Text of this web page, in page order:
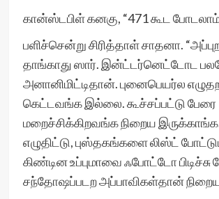
கான்ஸ்டபிள் கனகு, “471 கூட
பளிச்சென்று சிரித்தாள் சாதனா.
தாங்காது ஸார். இன்ட்டர்னெட்டோட
அனானிமிட்டிதான். புனைபெயர்ல
கெட்டவங்க இல்லை. கூச்சப்பட்டு பேரை
மறைச்சிக்கிறவங்க நிறைய
எழுதிட்டு, புஸ்தகங்களை லிஸ்ட்
கிண்டின உப்புமாவை ஃபோட்டோ பிடிச்சு
சந்தோஷப்படற அப்பாவிகள்தான்